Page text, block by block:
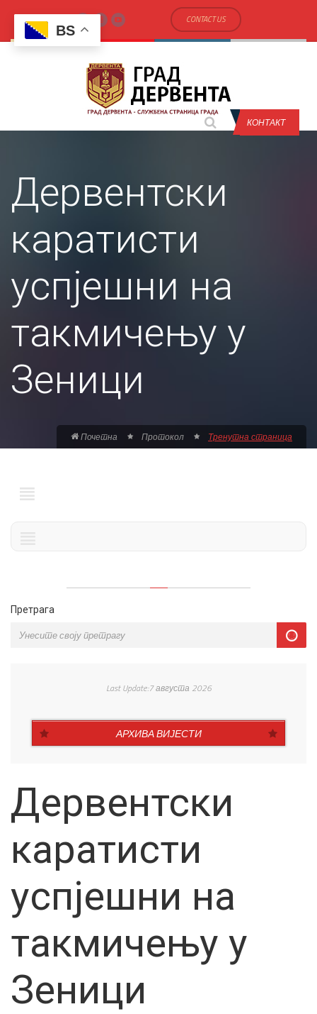
CONTACT US
КОНТАКТ
Дервентски
каратисти
успјешни на
такмичењу у
Зеници
Почетна Протокол Тренутна страница
Претрага
Last Update:7 августа 2026
АРХИВА ВИЈЕСТИ
Дервентски
каратисти
успјешни на
такмичењу у
Зеници
BS